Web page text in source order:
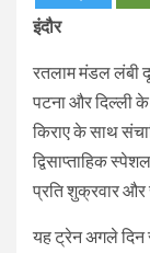
इंदौर
रतलाम मंडल लंबी
पटना और दिल्ली
किराए के साथ
द्विसाप्ताहिक
प्रति शुक्रवार और
यह ट्रेन अगले दिन